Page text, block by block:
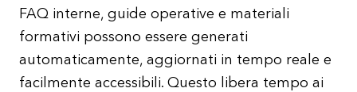
FAQ interne, guide operative e materiali
formativi possono essere generati
automaticamente, aggiornati in tempo reale e
facilmente accessibili. Questo libera tempo ai